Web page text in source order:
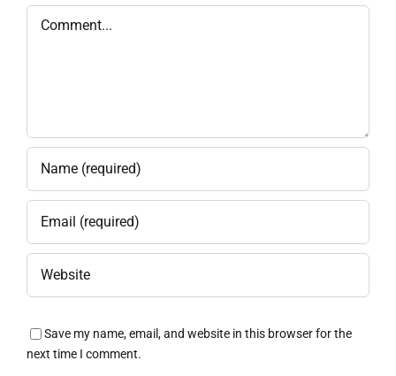
Save my name, email, and website in this browser for the
next time I comment.